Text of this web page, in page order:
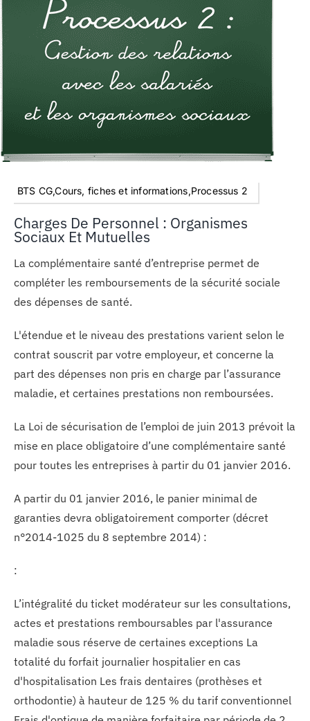
BTS CG,Cours, fiches et informations,Processus 2
Charges De Personnel : Organismes
Sociaux Et Mutuelles
La complémentaire santé d’entreprise permet de
compléter les remboursements de la sécurité sociale
des dépenses de santé.
L'étendue et le niveau des prestations varient selon le
contrat souscrit par votre employeur, et concerne la
part des dépenses non pris en charge par l’assurance
maladie, et certaines prestations non remboursées.
La Loi de sécurisation de l’emploi de juin 2013 prévoit la
mise en place obligatoire d’une complémentaire santé
pour toutes les entreprises à partir du 01 janvier 2016.
A partir du 01 janvier 2016, le panier minimal de
garanties devra obligatoirement comporter (décret
n°2014-1025 du 8 septembre 2014) :
:
L’intégralité du ticket modérateur sur les consultations,
actes et prestations remboursables par l'assurance
maladie sous réserve de certaines exceptions La
totalité du forfait journalier hospitalier en cas
d'hospitalisation Les frais dentaires (prothèses et
orthodontie) à hauteur de 125 % du tarif conventionnel